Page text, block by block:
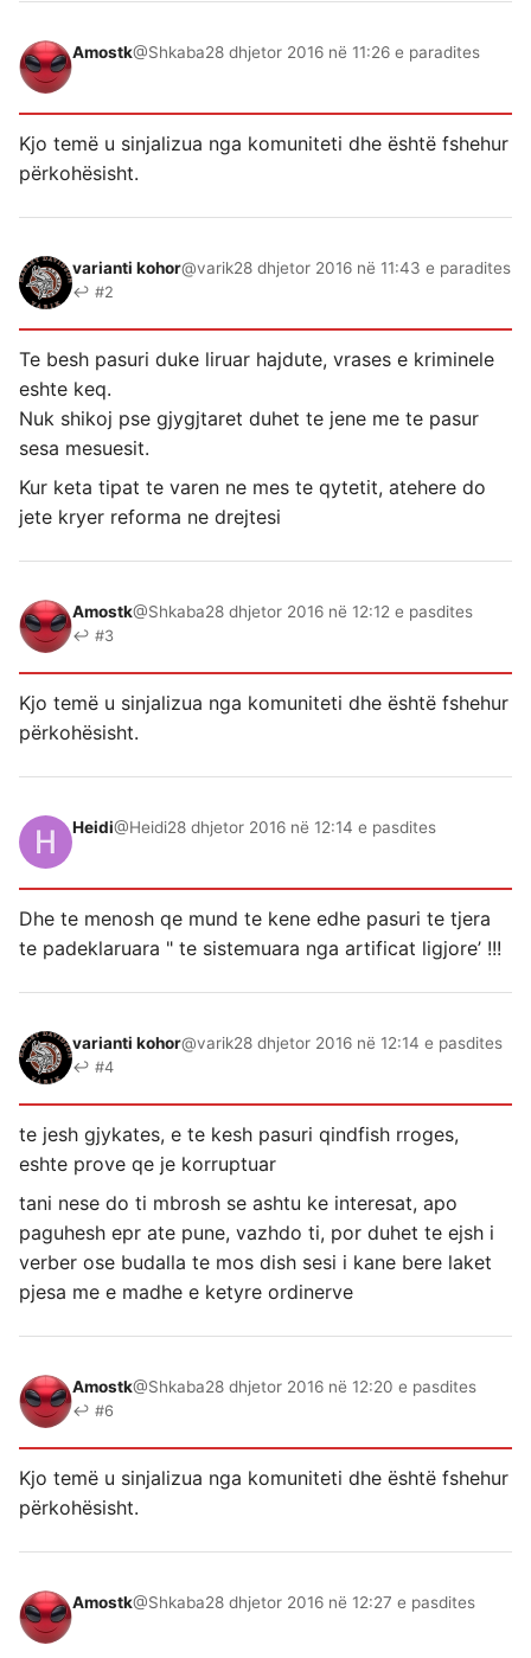
Amostk@Shkaba28 dhjetor 2016 në 11:26 e paradites
Kjo temë u sinjalizua nga komuniteti dhe është fshehur
përkohësisht.
varianti kohor@varik28 dhjetor 2016 në 11:43 e paradites
↩ #2
Te besh pasuri duke liruar hajdute, vrases e kriminele
eshte keq.
Nuk shikoj pse gjygjtaret duhet te jene me te pasur
sesa mesuesit.
Kur keta tipat te varen ne mes te qytetit, atehere do
jete kryer reforma ne drejtesi
Amostk@Shkaba28 dhjetor 2016 në 12:12 e pasdites
↩ #3
Kjo temë u sinjalizua nga komuniteti dhe është fshehur
përkohësisht.
Heidi@Heidi28 dhjetor 2016 në 12:14 e pasdites
Dhe te menosh qe mund te kene edhe pasuri te tjera
te padeklaruara " te sistemuara nga artificat ligjore’ !!!
varianti kohor@varik28 dhjetor 2016 në 12:14 e pasdites
↩ #4
te jesh gjykates, e te kesh pasuri qindfish rroges,
eshte prove qe je korruptuar
tani nese do ti mbrosh se ashtu ke interesat, apo
paguhesh epr ate pune, vazhdo ti, por duhet te ejsh i
verber ose budalla te mos dish sesi i kane bere laket
pjesa me e madhe e ketyre ordinerve
Amostk@Shkaba28 dhjetor 2016 në 12:20 e pasdites
↩ #6
Kjo temë u sinjalizua nga komuniteti dhe është fshehur
përkohësisht.
Amostk@Shkaba28 dhjetor 2016 në 12:27 e pasdites